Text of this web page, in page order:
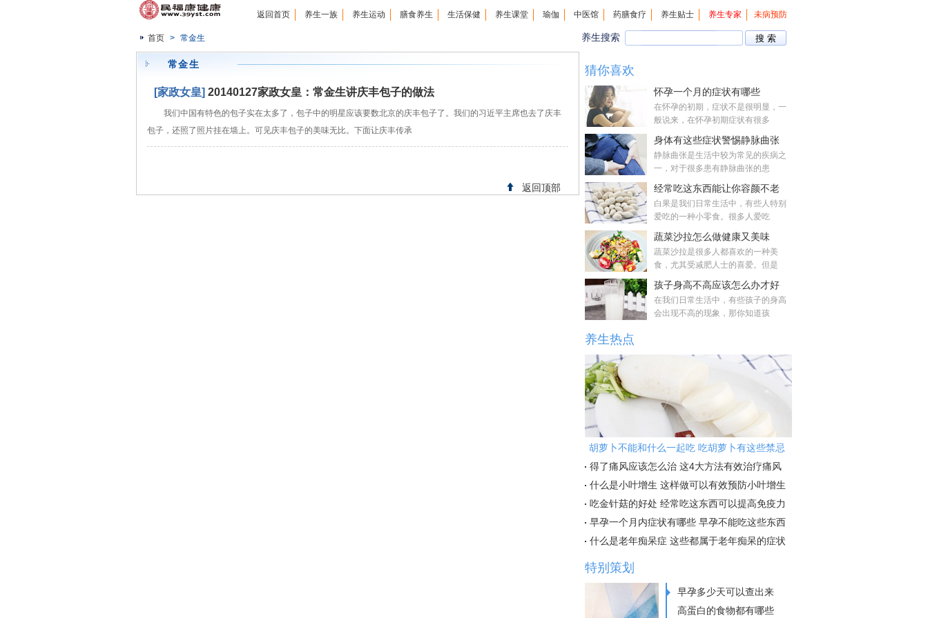
返回首页 养生一族 养生运动 膳食养生 生活保健 养生课堂 瑜伽 中医馆 药膳食疗 养生贴士 养生专家 未病预防
养生搜索
首页 > 常金生
常金生
[家政女皇] 20140127家政女皇：常金生讲庆丰包子的做法
我们中国有特色的包子实在太多了，包子中的明星应该要数北京的庆丰包子了。我们的习近平主席也去了庆丰
包子，还照了照片挂在墙上。可见庆丰包子的美味无比。下面让庆丰传承
返回顶部
猜你喜欢
怀孕一个月的症状有哪些
在怀孕的初期，症状不是很明显，一
般说来，在怀孕初期症状有很多
身体有这些症状警惕静脉曲张
静脉曲张是生活中较为常见的疾病之
一，对于很多患有静脉曲张的患
经常吃这东西能让你容颜不老
白果是我们日常生活中，有些人特别
爱吃的一种小零食。很多人爱吃
蔬菜沙拉怎么做健康又美味
蔬菜沙拉是很多人都喜欢的一种美
食，尤其受减肥人士的喜爱。但是
孩子身高不高应该怎么办才好
在我们日常生活中，有些孩子的身高
会出现不高的现象，那你知道孩
养生热点
胡萝卜不能和什么一起吃 吃胡萝卜有这些禁忌
得了痛风应该怎么治 这4大方法有效治疗痛风
什么是小叶增生 这样做可以有效预防小叶增生
吃金针菇的好处 经常吃这东西可以提高免疫力
早孕一个月内症状有哪些 早孕不能吃这些东西
什么是老年痴呆症 这些都属于老年痴呆的症状
特别策划
早孕多少天可以查出来
高蛋白的食物都有哪些